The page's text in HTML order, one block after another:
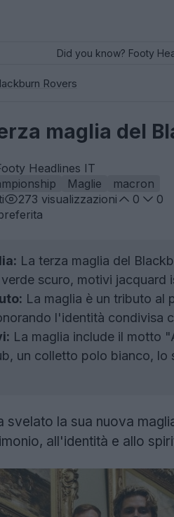
Did you know? Footy
Rovers
maglia del
Headlines IT
Maglie
macron
273 visualizzazioni 0
0
La terza maglia del
scuro, motivi jacquard
La maglia è un tributo al
l'identità condivisa
La maglia include il motto
un colletto polo bianco,
svelato la sua nuova
all'identità e allo